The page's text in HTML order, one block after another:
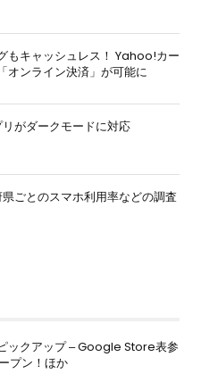
もキャッシュレス！ Yahoo!カー
オンライン決済」が可能に
がダークモードに対応
ごとのスマホ利用率などの調査
ックアップ – Google Store表参
プン！ほか